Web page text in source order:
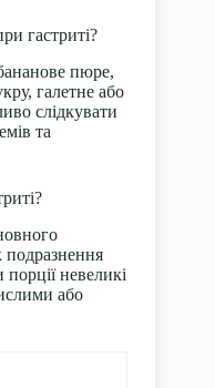
гастриті?
пюре,
галетне або
слідкувати
та
невеликі
або